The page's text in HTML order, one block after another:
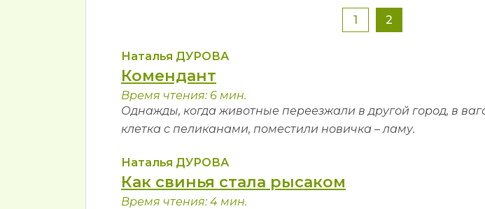
1 2
Наталья ДУРОВА
Комендант
Время чтения: 6 мин.
Однажды, когда животные переезжали в другой город, в
клетка с пеликанами, поместили новичка – ламу.
Наталья ДУРОВА
Как свинья стала рысаком
Время чтения: 4 мин.